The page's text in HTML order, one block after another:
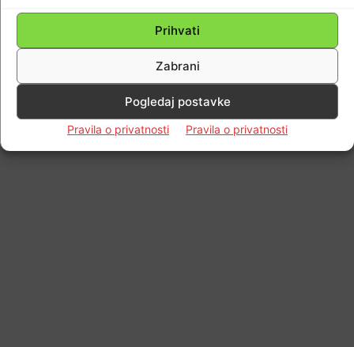
Prihvati
Zabrani
Pogledaj postavke
Pravila o privatnosti Pravila o privatnosti
Impressum Kontaktirajte nas Pravila o privatnosti
© Newspaper WordPress Theme by TagDiv